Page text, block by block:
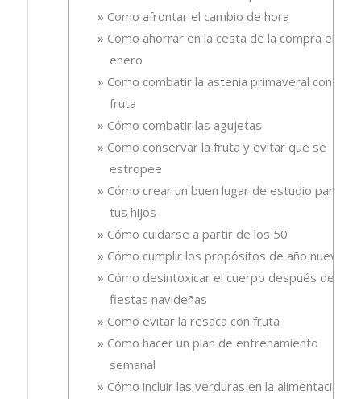
Como afrontar el cambio de hora
Como ahorrar en la cesta de la compra en
enero
Como combatir la astenia primaveral con
fruta
Cómo combatir las agujetas
Cómo conservar la fruta y evitar que se
estropee
Cómo crear un buen lugar de estudio para
tus hijos
Cómo cuidarse a partir de los 50
Cómo cumplir los propósitos de año nuevo
Cómo desintoxicar el cuerpo después de las
fiestas navideñas
Como evitar la resaca con fruta
Cómo hacer un plan de entrenamiento
semanal
Cómo incluir las verduras en la alimentación